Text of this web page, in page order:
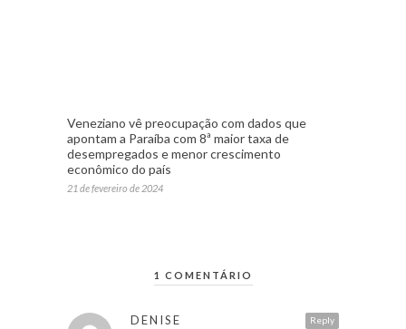
Veneziano vê preocupação com dados que
apontam a Paraíba com 8ª maior taxa de
desempregados e menor crescimento
econômico do país
21 de fevereiro de 2024
1 COMENTÁRIO
Reply
DENISE